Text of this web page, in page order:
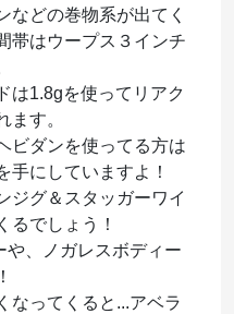
などの巻物系が出てく
帯はウープス３インチ
は1.8gを使ってリアク
ます。
ビダンを使ってる方は
手にしていますよ！
ジグ＆スタッガーワイ
るでしょう！
や、ノガレスボディー
なってくると...アベラ